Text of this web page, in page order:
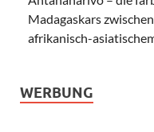
Madagaskars
afrikanisch-
WERBUNG